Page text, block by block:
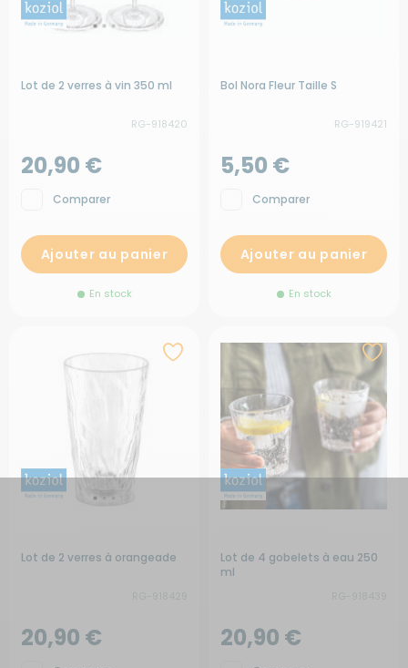
Lot de 2 verres à vin 350 ml
RG-918420
20,90 €
Comparer
Ajouter au panier
En stock
Bol Nora Fleur Taille S
RG-919421
5,50 €
Comparer
Ajouter au panier
En stock
Lot de 2 verres à orangeade
20,90 €
Lot de 4 gobelets à eau 250
ml
20,90 €